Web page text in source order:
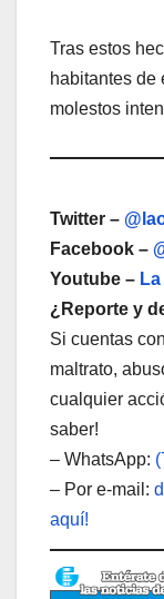
Tras estos
habitantes de
molestos
Twitter –
Facebook –
Youtube –
¿Reporte y
Si cuentas
maltrato,
cualquier
saber!
– WhatsApp:
– Por e-mail:
aquí!